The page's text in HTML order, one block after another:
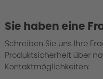
Sie haben eine
Schreiben Sie uns Ihre
Produktsicherheit über
Kontaktmöglichkeiten: